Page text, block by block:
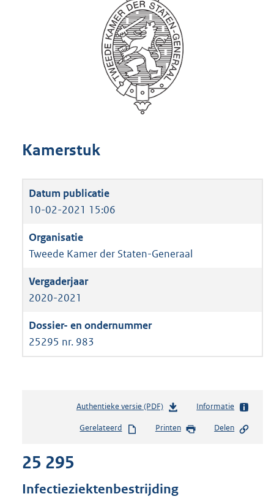
Kamerstuk
10-02-2021 15:06
Tweede Kamer der Staten-Generaal
2020-2021
25295 nr. 983
Authentieke versie (PDF)b
s
s
Informatie
Gerelateerd Printen Delen
25 295
Infectieziektenbestrijding